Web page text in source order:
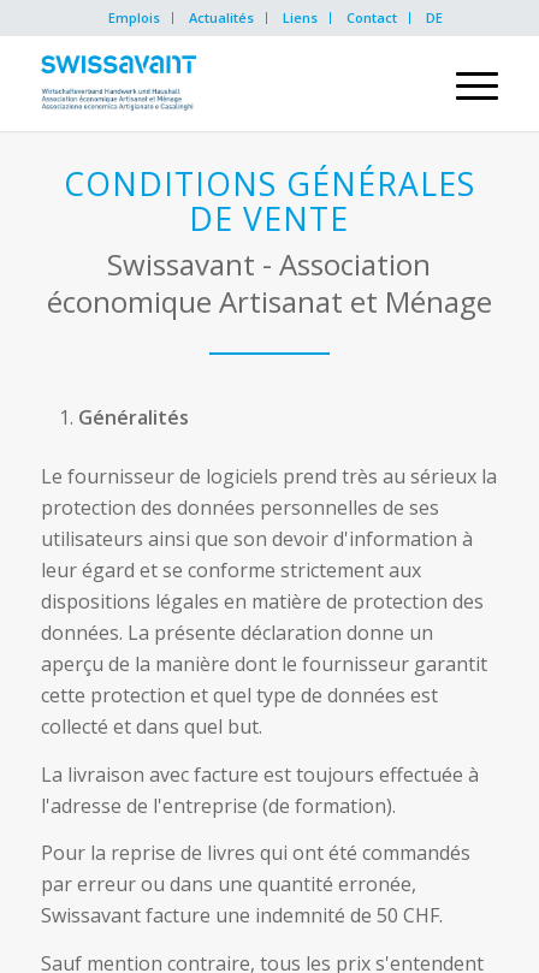
Emplois Actualités Liens Contact DE
CONDITIONS GÉNÉRALES
DE VENTE
Swissavant - Association
économique Artisanat et Ménage
Généralités
Le fournisseur de logiciels prend très au sérieux la
protection des données personnelles de ses
utilisateurs ainsi que son devoir d'information à
leur égard et se conforme strictement aux
dispositions légales en matière de protection des
données. La présente déclaration donne un
aperçu de la manière dont le fournisseur garantit
cette protection et quel type de données est
collecté et dans quel but.
La livraison avec facture est toujours effectuée à
l'adresse de l'entreprise (de formation).
Pour la reprise de livres qui ont été commandés
par erreur ou dans une quantité erronée,
Swissavant facture une indemnité de 50 CHF.
Sauf mention contraire, tous les prix s'entendent